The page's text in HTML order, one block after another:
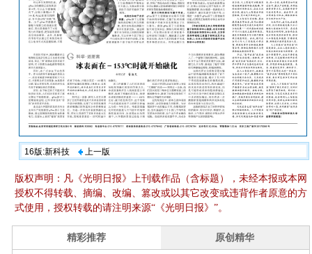
16版:新科技 上一版
版权声明：凡《光明日报》上刊载作品（含标题），未经本报或本网
授权不得转载、摘编、改编、篡改或以其它改变或违背作者原意的方
式使用，授权转载的请注明来源“《光明日报》”。